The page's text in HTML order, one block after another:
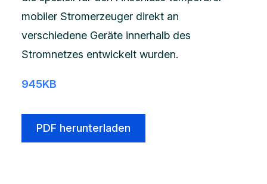
mobiler Stromerzeuger direkt an
verschiedene Geräte innerhalb des
Stromnetzes entwickelt wurden.
945KB
PDF herunterladen